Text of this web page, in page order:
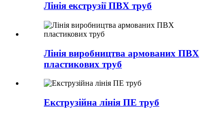
Лінія екструзії ПВХ труб
Лінія виробництва армованих ПВХ
пластикових труб
Екструзійна лінія ПЕ труб